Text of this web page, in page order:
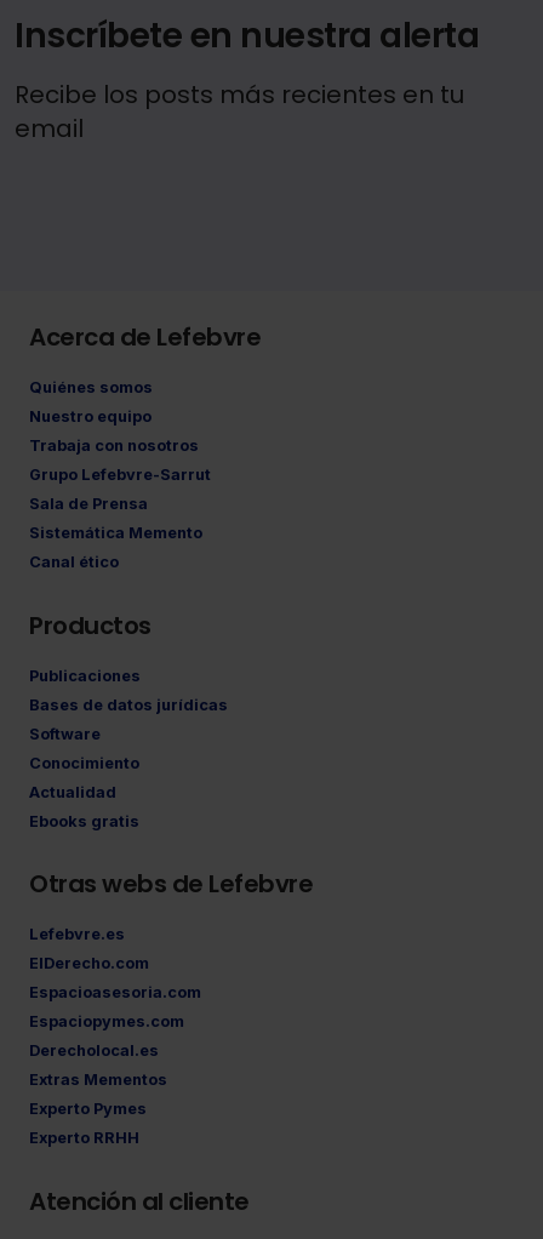
Inscríbete en nuestra alerta
Recibe los posts más recientes en tu
email
Acerca de Lefebvre
Quiénes somos
Nuestro equipo
Trabaja con nosotros
Grupo Lefebvre-Sarrut
Sala de Prensa
Sistemática Memento
Canal ético
Productos
Publicaciones
Bases de datos jurídicas
Software
Conocimiento
Actualidad
Ebooks gratis
Otras webs de Lefebvre
Lefebvre.es
ElDerecho.com
Espacioasesoria.com
Espaciopymes.com
Derecholocal.es
Extras Mementos
Experto Pymes
Experto RRHH
Atención al cliente